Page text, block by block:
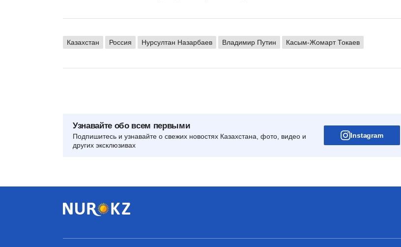
Казахстан Россия Нурсултан Назарбаев Владимир Путин Касым-Жомарт Токаев
Узнавайте обо всем первыми
Подпишитесь и узнавайте о свежих новостях Казахстана, фото, видео и
других эксклюзивах
Instagram